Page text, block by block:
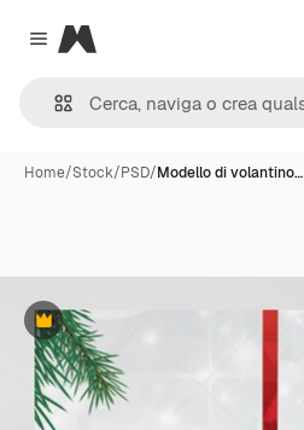
Close menu
Magnific
Home/Stock/PSD/Modello di volantino…
Premium